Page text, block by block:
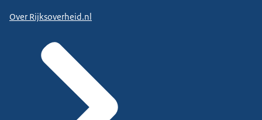
Over Rijksoverheid.nl